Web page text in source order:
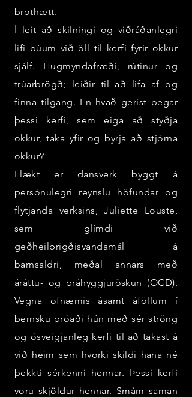
brothætt.
Í leit að skilningi og viðráðanlegri
lífi búum við öll til kerfi fyrir okkur
sjálf. Hugmyndafræði, rútínur og
trúarbrögð; leiðir til að lifa af og
finna tilgang. En hvað gerist þegar
þessi kerfi, sem eiga að styðja
okkur, taka yfir og byrja að stjórna
okkur?
Flækt er dansverk byggt á
persónulegri reynslu höfundar og
flytjanda verksins, Juliette Louste,
sem glímdi við
geðheilbrigðisvandamál á
barnsaldri, meðal annars með
áráttu- og þráhyggjuröskun (OCD).
Vegna ofnæmis ásamt áföllum í
bernsku þróaði hún með sér ströng
og ósveigjanleg kerfi til að takast á
við heim sem hvorki skildi hana né
þekkti sérkenni hennar. Þessi kerfi
voru skjöldur hennar. Smám saman